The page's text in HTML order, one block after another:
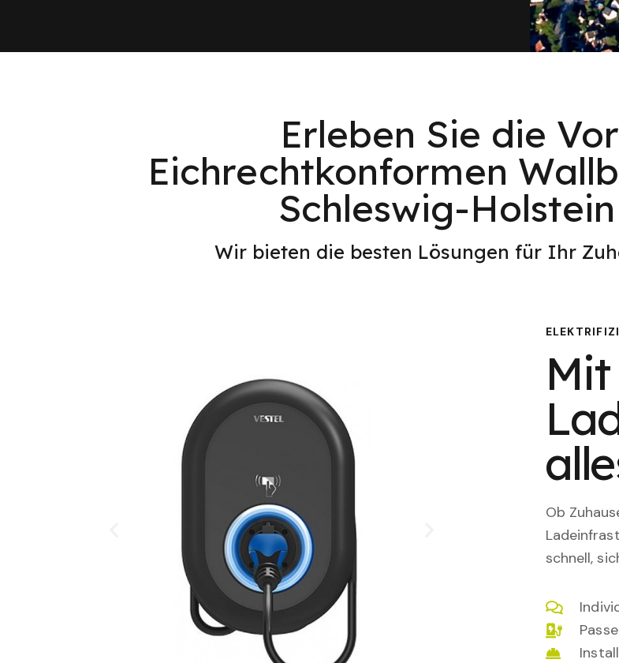
Erleben Sie die
Eichrechtkonformen
Schleswig-
Wir bieten die besten Lösungen für Ihr
Ob
schnell,